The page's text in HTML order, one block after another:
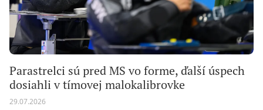
Parastrelci sú pred MS vo forme, ďalší úspech
dosiahli v tímovej malokalibrovke
29.07.2026